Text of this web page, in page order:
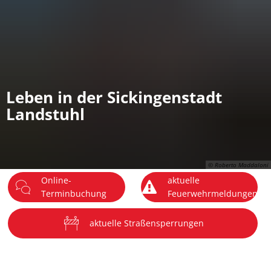
© Roberto Maddaloni
Leben in der Sickingenstadt
Landstuhl
Online-
Terminbuchung
aktuelle
Feuerwehrmeldungen
aktuelle Straßensperrungen